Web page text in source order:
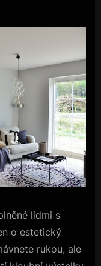
lidmi s
o estetický
rukou, ale